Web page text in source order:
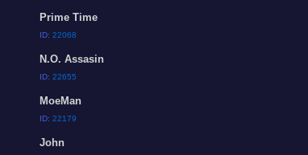
Prime Time
ID: 22068
N.O. Assasin
ID: 22655
MoeMan
ID: 22179
John